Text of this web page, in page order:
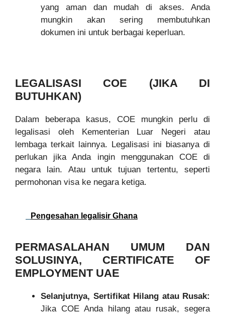
yang aman dan mudah di akses. Anda
mungkin akan sering membutuhkan
dokumen ini untuk berbagai keperluan.
LEGALISASI COE (JIKA DI
BUTUHKAN)
Dalam beberapa kasus, COE mungkin perlu di
legalisasi oleh Kementerian Luar Negeri atau
lembaga terkait lainnya. Legalisasi ini biasanya di
perlukan jika Anda ingin menggunakan COE di
negara lain. Atau untuk tujuan tertentu, seperti
permohonan visa ke negara ketiga.
Pengesahan legalisir Ghana
PERMASALAHAN UMUM DAN
SOLUSINYA, CERTIFICATE OF
EMPLOYMENT UAE
Selanjutnya, Sertifikat Hilang atau Rusak:
Jika COE Anda hilang atau rusak, segera